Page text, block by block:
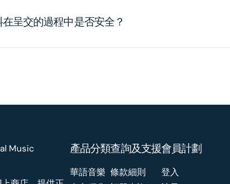
呈交的過程中是否安全？
產品分類
華語音樂
查詢及支援
條款細則
會員計劃
登入